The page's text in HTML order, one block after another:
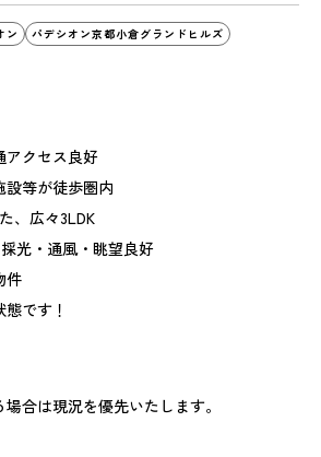
ン
パデシオン京都小倉グランドヒルズ
クセス良好
等が徒歩圏内
、広々3LDK
・通風・眺望良好
件
です！
合は現況を優先いたします。